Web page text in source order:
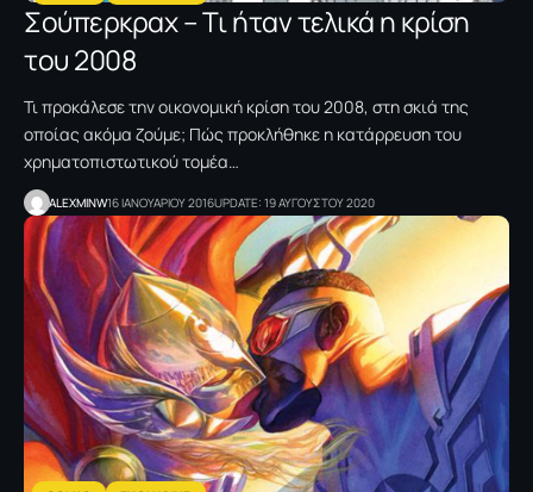
Σούπερκραχ – Tι ήταν τελικά η κρίση
του 2008
Τι προκάλεσε την οικονομική κρίση του 2008, στη σκιά της
οποίας ακόμα ζούμε; Πώς προκλήθηκε η κατάρρευση του
χρηματοπιστωτικού τομέα…
ALEXMINW16 ΙΑΝΟΥΑΡΙΟΥ 2016UPDATE: 19 ΑΥΓΟΥΣΤΟΥ 2020